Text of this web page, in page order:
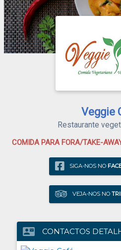
Veggie
Restaurante
COMIDA PARA FORA/TAKE-
SIGA-NOS NO
VEJA-NOS NO
contact_mail CONTACTOS